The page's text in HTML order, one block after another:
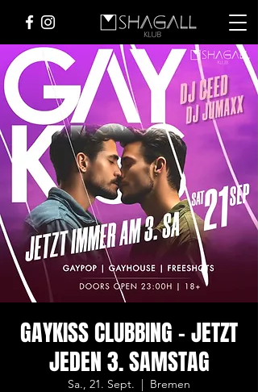
GAYKISS CLUBBING - JETZT
JEDEN 3. SAMSTAG
Sa., 21. Sept.
  |
Bremen